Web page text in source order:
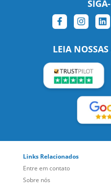
LEIA
Links Relacionados
Entre em contato